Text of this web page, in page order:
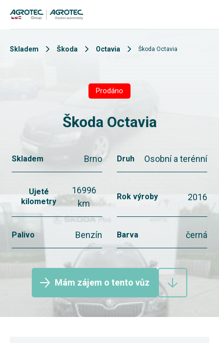
Skladem Škoda Octavia Škoda Octavia
Prodáno
Škoda Octavia
Skladem Brno Druh Osobní a terénní
Ujeté
kilometry
16996
km
Rok výroby 2016
Palivo Benzín Barva černá
Mám zájem o tento vůz